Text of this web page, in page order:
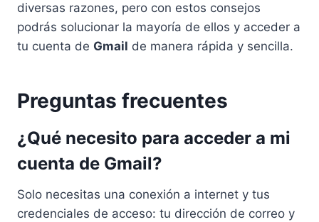
diversas razones, pero con estos consejos
podrás solucionar la mayoría de ellos y acceder a
tu cuenta de Gmail de manera rápida y sencilla.
Preguntas frecuentes
¿Qué necesito para acceder a mi
cuenta de Gmail?
Solo necesitas una conexión a internet y tus
credenciales de acceso: tu dirección de correo y